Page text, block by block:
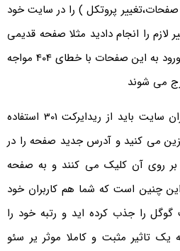
پروتکل ) را در سایت خود
لازم را انجام دادید مثلا صفحه قدیمی
را پاک کرده باشید کاربران با ورود به این صفحات با خطای 404 مواجه
می شوند
برای جلوگیری از ریزش کاربران سایت باید از ریدایرکت 301 استفاده
می کنید و آدرس جدید صفحه را در
بر روی آن کلیک می کنند و به صفحه
چنین است که شما هم کاربران خود
را جذب کرده اید و رتبه خود را
یک تاثیر مثبت و کاملا موثر یر سئو